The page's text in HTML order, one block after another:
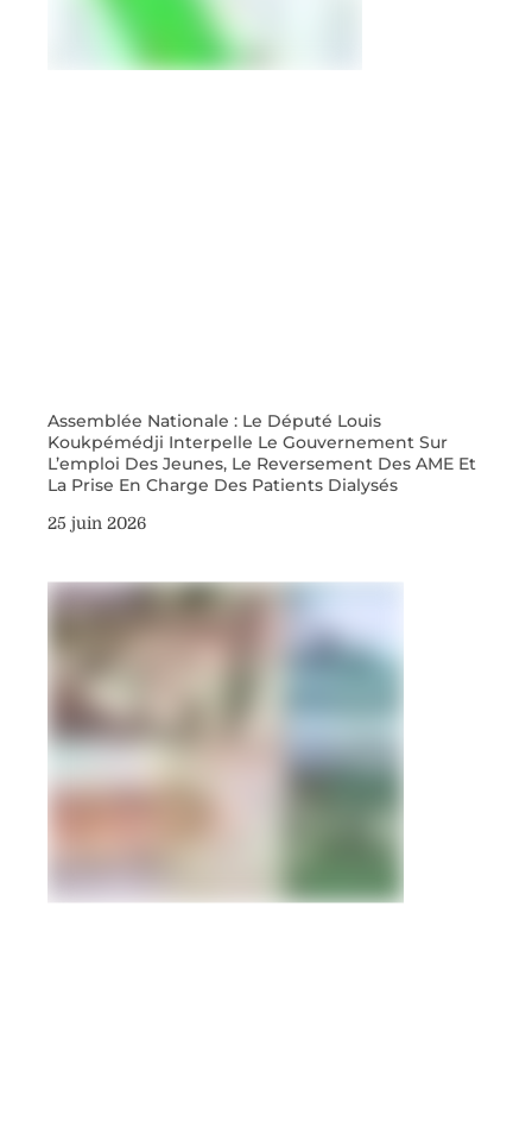
Assemblée Nationale : Le Député Louis
Koukpémédji Interpelle Le Gouvernement Sur
L’emploi Des Jeunes, Le Reversement Des AME Et
La Prise En Charge Des Patients Dialysés
25 juin 2026